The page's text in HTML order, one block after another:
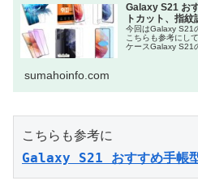
Galaxy S21 お
トカット、指
今回はGalaxy S21
こちらも参考にし
ケースGalaxy S21
sumahoinfo.com
こちらも参考に
Galaxy S21 おすすめ手帳